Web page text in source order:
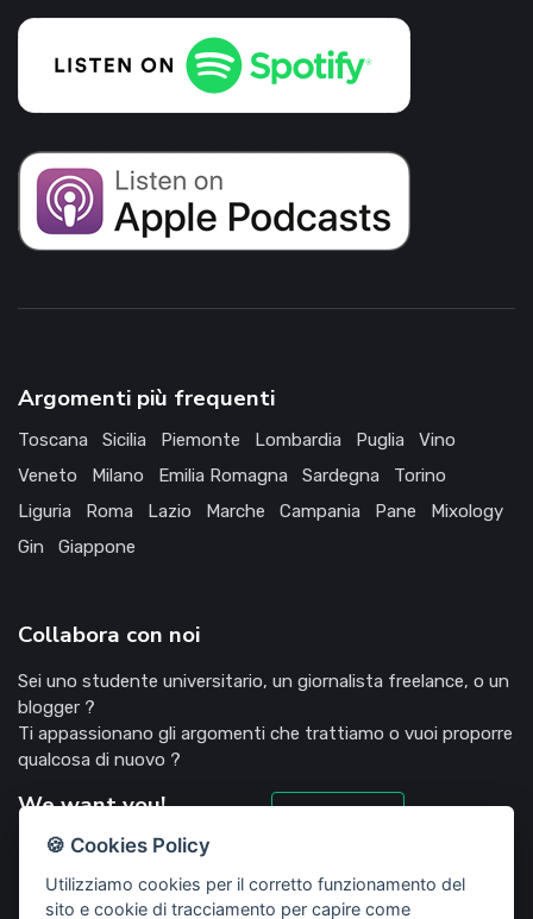
Argomenti più frequenti
Toscana Sicilia Piemonte Lombardia Puglia
Vino
Veneto
Milano Emilia Romagna Sardegna
Torino
Liguria
Roma Lazio Marche Campania Pane
Mixology
Gin
Giappone
Collabora con noi
Sei uno studente universitario, un giornalista freelance, o un
blogger ?
Ti appassionano gli argomenti che trattiamo o vuoi proporre
qualcosa di nuovo ?
We want you!
🍪 Cookies Policy
Utilizziamo cookies per il corretto funzionamento del
sito e cookie di tracciamento per capire come